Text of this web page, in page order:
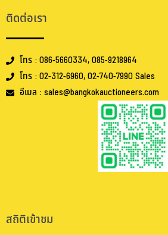
ติดต่อเรา
โทร : 086-5660334, 085-9218964
โทร : 02-312-6960, 02-740-7990 Sales
อีเมล : sales@bangkokauctioneers.com
สถิติเข้าชม